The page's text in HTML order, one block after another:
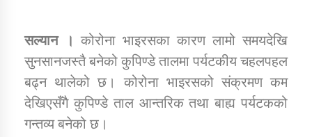
डिभिजन कार्यालय जुम्लाको सुचना सन्देश
सल्यान । कोरोना भाइरसका कारण लामो समयदेखि
सुनसानजस्तै बनेको कुपिण्डे तालमा पर्यटकीय चहलपहल
बढ्न थालेको छ। कोरोना भाइरसको संक्रमण कम
देखिएसँगै कुपिण्डे ताल आन्तरिक तथा बाह्य पर्यटकको
गन्तव्य बनेको छ।